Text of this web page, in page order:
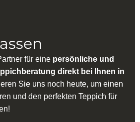
für eine persönliche und
direkt bei Ihnen in
Sie uns noch heute, um einen
und den perfekten Teppich für